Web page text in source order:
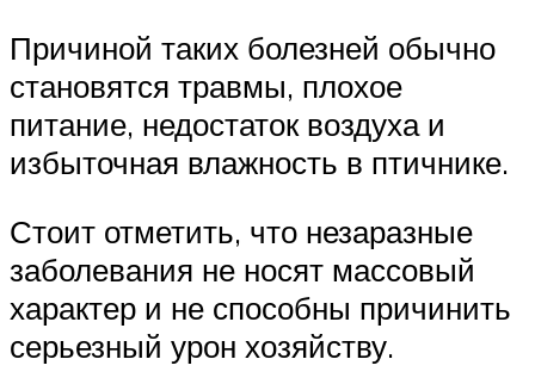
Причиной таких болезней обычно
становятся травмы, плохое
питание, недостаток воздуха и
избыточная влажность в птичнике.
Стоит отметить, что незаразные
заболевания не носят массовый
характер и не способны причинить
серьезный урон хозяйству.